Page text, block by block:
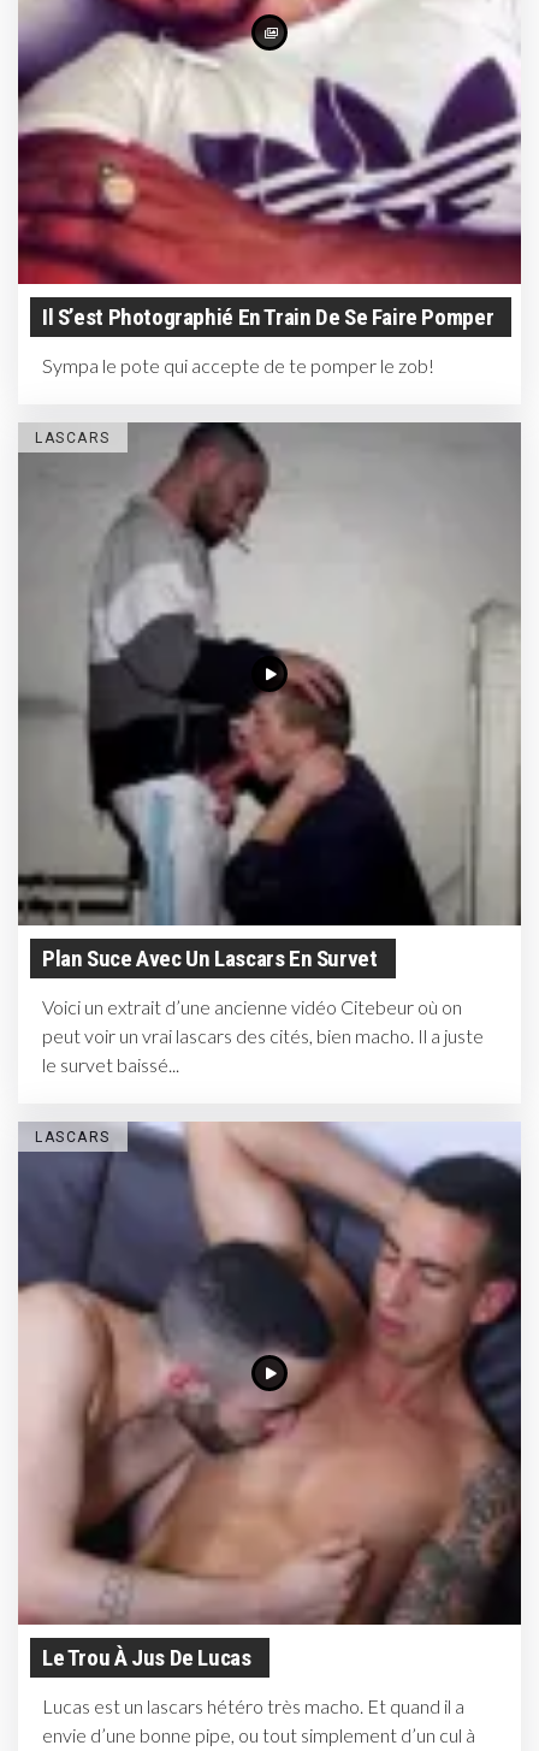
Il S’est Photographié En Train De Se Faire Pomper
Sympa le pote qui accepte de te pomper le zob!
LASCARS
Plan Suce Avec Un Lascars En Survet
Voici un extrait d’une ancienne vidéo Citebeur où on
peut voir un vrai lascars des cités, bien macho. Il a juste
le survet baissé...
LASCARS
Le Trou À Jus De Lucas
Lucas est un lascars hétéro très macho. Et quand il a
envie d’une bonne pipe, ou tout simplement d’un cul à